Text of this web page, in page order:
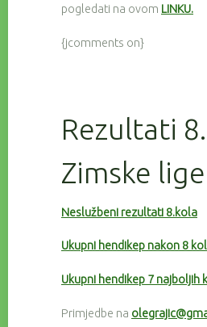
pogledati na ovom LINKU.
{jcomments on}
Rezultati
Zimske
Neslužbeni rezultati 8.kola
Ukupni hendikep nakon 8
Ukupni hendikep 7 najboljih
Primjedbe na